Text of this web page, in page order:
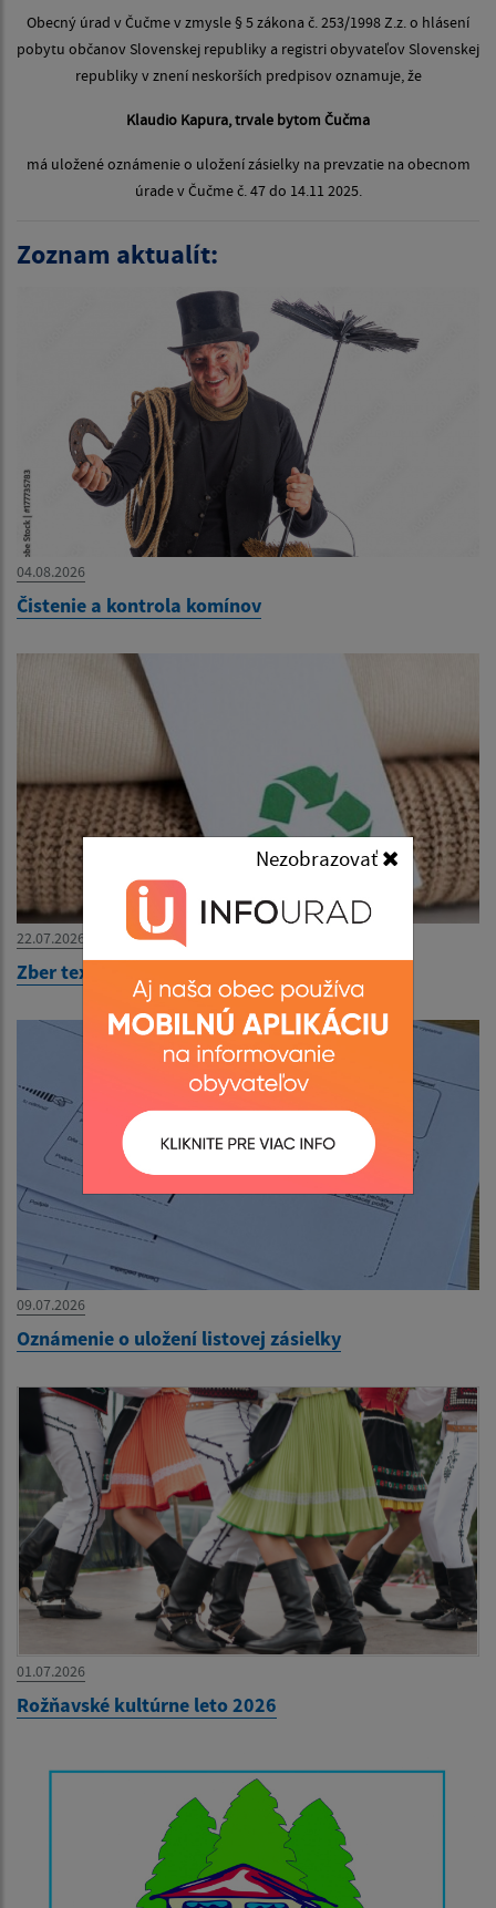
Nezobrazovať
Obecný úrad v Čučme v zmysle § 5 zákona č. 253/1998 Z.z. o hlásení
pobytu občanov Slovenskej republiky a registri obyvateľov Slovenskej
republiky v znení neskorších predpisov oznamuje, že
Klaudio Kapura, trvale bytom Čučma
má uložené oznámenie o uložení zásielky na prevzatie na obecnom
úrade v Čučme č. 47 do 14.11 2025.
Zoznam aktualít:
04.08.2026
Čistenie a kontrola komínov
22.07.2026
Zber textilu
09.07.2026
Oznámenie o uložení listovej zásielky
01.07.2026
Rožňavské kultúrne leto 2026